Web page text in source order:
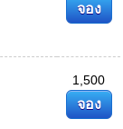
จอง
1,500
จอง